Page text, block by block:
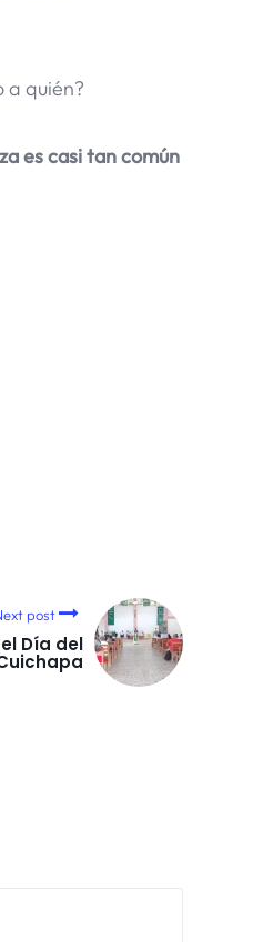
a quién?
es casi tan común
post
Día del